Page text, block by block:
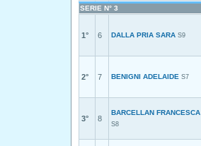
SERIE N° 3
1° 6 DALLA PRIA SARA S9
2° 7 BENIGNI ADELAIDE S7
3° 8
BARCELLAN FRANCESCA
S8